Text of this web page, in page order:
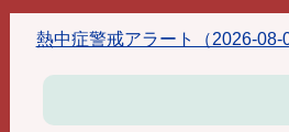
熱中症警戒アラート（2026-08-